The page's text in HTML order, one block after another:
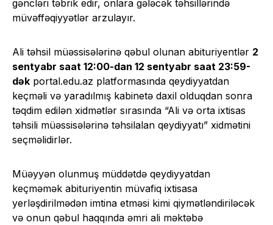
gəncləri təbrik edir, onlara gələcək təhsillərində
müvəffəqiyyətlər arzulayır.
Ali təhsil müəssisələrinə qəbul olunan abituriyentlər 2
sentyabr saat 12:00-dan 12 sentyabr saat 23:59-
dək portal.edu.az platformasında qeydiyyatdan
keçməli və yaradılmış kabinetə daxil olduqdan sonra
təqdim edilən xidmətlər sırasında “Ali və orta ixtisas
təhsili müəssisələrinə təhsilalan qeydiyyatı” xidmətini
seçməlidirlər.
Müəyyən olunmuş müddətdə qeydiyyatdan
keçməmək abituriyentin müvafiq ixtisasa
yerləşdirilmədən imtina etməsi kimi qiymətləndiriləcək
və onun qəbul haqqında əmri ali məktəbə